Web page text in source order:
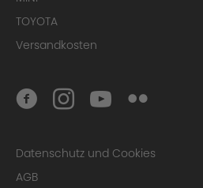
TOYOTA
Versandkosten
Datenschutz und Cookies
AGB